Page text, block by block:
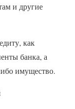
и другие
как
банка, а
имущество.